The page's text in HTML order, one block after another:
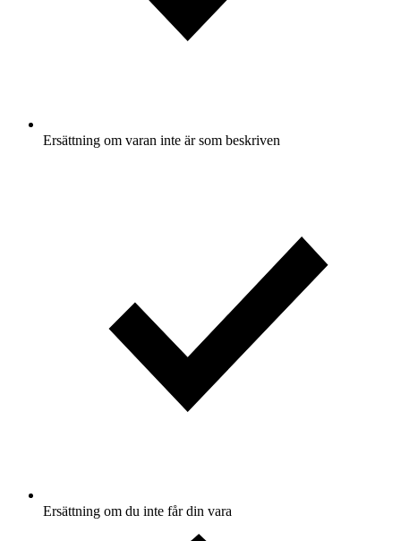
Ersättning om varan inte är som beskriven
Ersättning om du inte får din vara